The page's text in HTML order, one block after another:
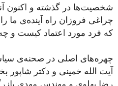
شخصیت‌ها در گذشته و اکنون
چراغی فروزان راه آینده‌ی ما
که فرد مورد اعتماد کیست و
آیت الله خمینی و دکتر شاپور
رضا پهلوی و مهندس مهدی